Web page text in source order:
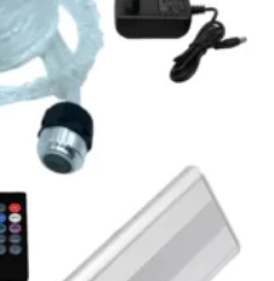
RGBW Bluetooth